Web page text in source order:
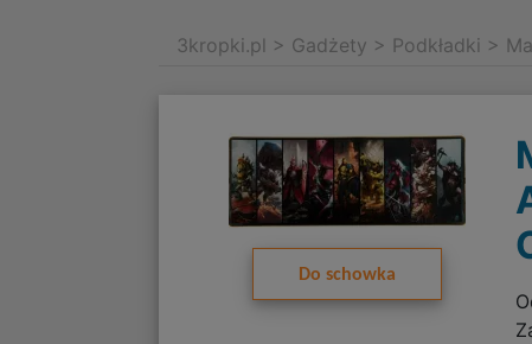
3kropki.pl > Gadżety > Podkładki >
Do schowka